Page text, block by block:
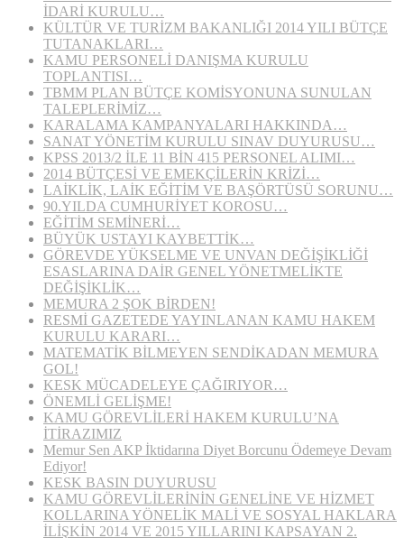
İDARİ KURULU…
KÜLTÜR VE TURİZM BAKANLIĞI 2014 YILI BÜTÇE
TUTANAKLARI…
KAMU PERSONELİ DANIŞMA KURULU
TOPLANTISI…
TBMM PLAN BÜTÇE KOMİSYONUNA SUNULAN
TALEPLERİMİZ…
KARALAMA KAMPANYALARI HAKKINDA…
SANAT YÖNETİM KURULU SINAV DUYURUSU…
KPSS 2013/2 İLE 11 BİN 415 PERSONEL ALIMI…
2014 BÜTÇESİ VE EMEKÇİLERİN KRİZİ…
LAİKLİK, LAİK EĞİTİM VE BAŞÖRTÜSÜ SORUNU…
90.YILDA CUMHURİYET KOROSU…
EĞİTİM SEMİNERİ…
BÜYÜK USTAYI KAYBETTİK…
GÖREVDE YÜKSELME VE UNVAN DEĞİŞİKLİĞİ
ESASLARINA DAİR GENEL YÖNETMELİKTE
DEĞİŞİKLİK…
MEMURA 2 ŞOK BİRDEN!
RESMİ GAZETEDE YAYINLANAN KAMU HAKEM
KURULU KARARI…
MATEMATİK BİLMEYEN SENDİKADAN MEMURA
GOL!
KESK MÜCADELEYE ÇAĞIRIYOR…
ÖNEMLİ GELİŞME!
KAMU GÖREVLİLERİ HAKEM KURULU’NA
İTİRAZIMIZ
Memur Sen AKP İktidarına Diyet Borcunu Ödemeye Devam
Ediyor!
KESK BASIN DUYURUSU
KAMU GÖREVLİLERİNİN GENELİNE VE HİZMET
KOLLARINA YÖNELİK MALİ VE SOSYAL HAKLARA
İLİŞKİN 2014 VE 2015 YILLARINI KAPSAYAN 2.